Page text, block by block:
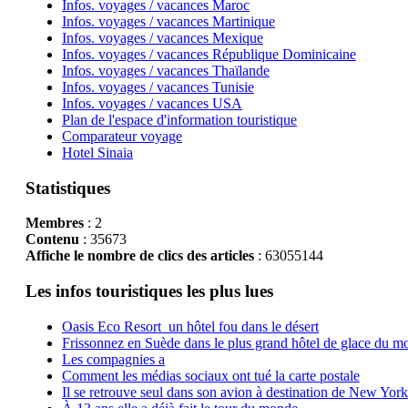
Infos. voyages / vacances Maroc
Infos. voyages / vacances Martinique
Infos. voyages / vacances Mexique
Infos. voyages / vacances République Dominicaine
Infos. voyages / vacances Thaïlande
Infos. voyages / vacances Tunisie
Infos. voyages / vacances USA
Plan de l'espace d'information touristique
Comparateur voyage
Hotel Sinaia
Statistiques
Membres: 2
Contenu : 35673
Affiche le nombre de clics des articles: 63055144
Les infos touristiques les plus lues
Oasis Eco Resort un hôtel fou dans le désert
Frissonnez en Suède dans le plus grand hôtel de glace du
Les compagnies a
Comment les médias sociaux ont tué la carte postale
Il se retrouve seul dans son avion à destination de New York